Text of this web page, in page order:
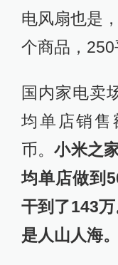
电风扇也是
个商品，250
国内家电卖
均单店销售
币。小米之
均单店做到
干到了143
是人山人海。